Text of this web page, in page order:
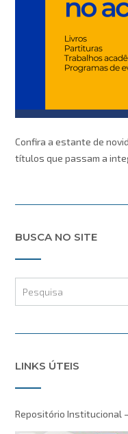
Confira a estante de
títulos que passam a
BUSCA NO SITE
LINKS ÚTEIS
Repositório Institucional –